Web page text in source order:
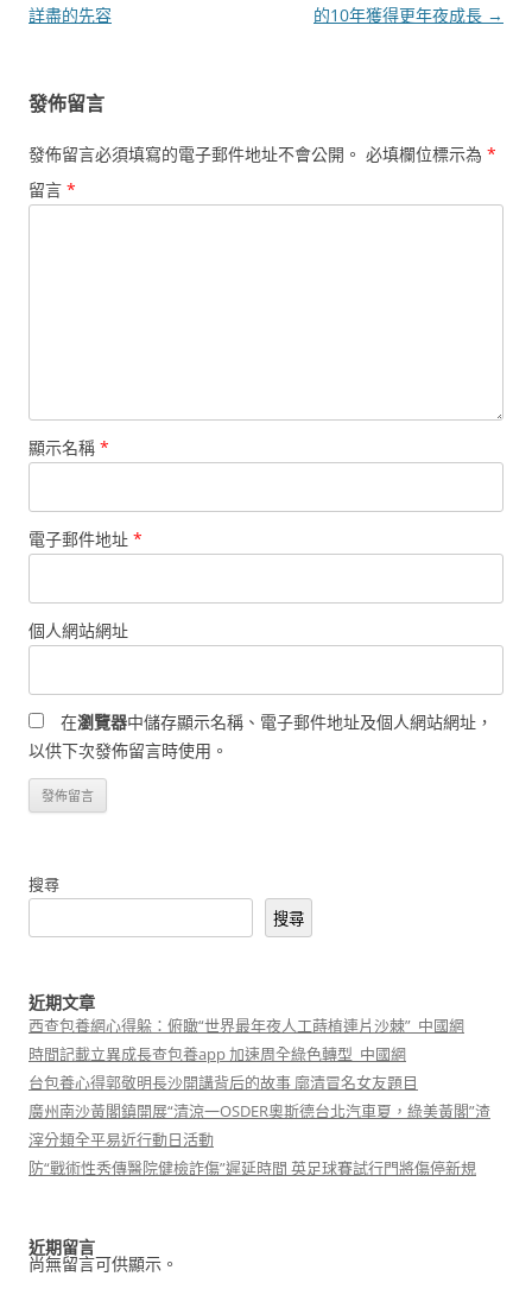
導
詳盡的先容
的10年獲得更年夜成長 →
發佈留言
發佈留言必須填寫的電子郵件地址不會公開。 必填欄位標示為 *
留言 *
顯示名稱 *
電子郵件地址 *
個人網站網址
在瀏覽器中儲存顯示名稱、電子郵件地址及個人網站網址，
以供下次發佈留言時使用。
搜尋
搜尋
近期文章
西查包養網心得躲：俯瞰“世界最年夜人工蒔植連片沙棘”_中國網
時間記載立異成長查包養app 加速周全綠色轉型_中國網
台包養心得郭敬明長沙開講背后的故事 廓清冒名女友題目
廣州南沙黃閣鎮開展“清涼一OSDER奧斯德台北汽車夏，綠美黃閣”渣
滓分類全平易近行動日活動
防“戰術性秀傳醫院健檢詐傷”遲延時間 英足球賽試行門將傷停新規
近期留言
尚無留言可供顯示。